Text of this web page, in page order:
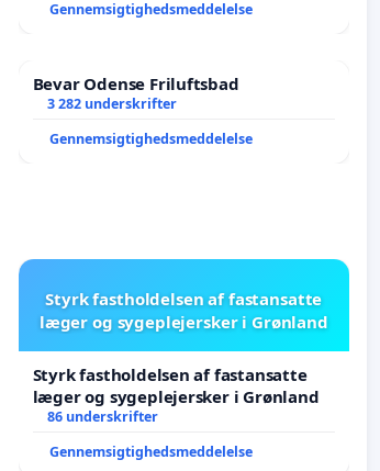
Gennemsigtighedsmeddelelse
Bevar Odense Friluftsbad
3 282 underskrifter
Gennemsigtighedsmeddelelse
Styrk fastholdelsen af fastansatte
læger og sygeplejersker i Grønland
Styrk fastholdelsen af fastansatte
læger og sygeplejersker i Grønland
86 underskrifter
Gennemsigtighedsmeddelelse